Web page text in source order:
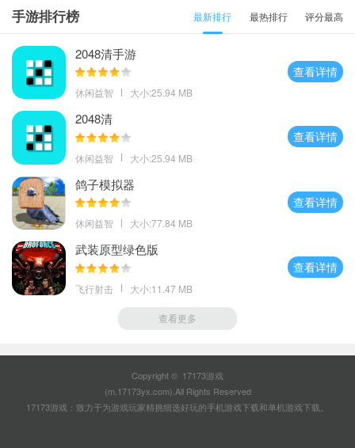
手游排行榜 最新排行 最热排行 评分最高
2048清手游
休闲益智 大小:25.94 MB
查看详情
2048清
休闲益智 大小:25.94 MB
查看详情
鸽子模拟器
休闲益智 大小:77.84 MB
查看详情
武装原型绿色版
飞行射击 大小:11.47 MB
查看详情
查看更多
Copyright © 17173游戏
(m.17173yx.com).All Rights Reserved
17173游戏：致力于为游戏玩家精挑细选好玩的手机游戏下载和单机游戏下载。